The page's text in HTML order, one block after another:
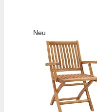
Neu